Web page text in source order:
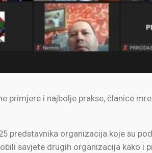
primjere i najbolje prakse, članice
predstavnika organizacija koje su
savjete drugih organizacija kako i